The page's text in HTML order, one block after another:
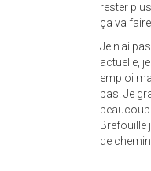
rester
ça va
Je n'ai
actuelle,
emploi
pas. Je
Brefouille
de